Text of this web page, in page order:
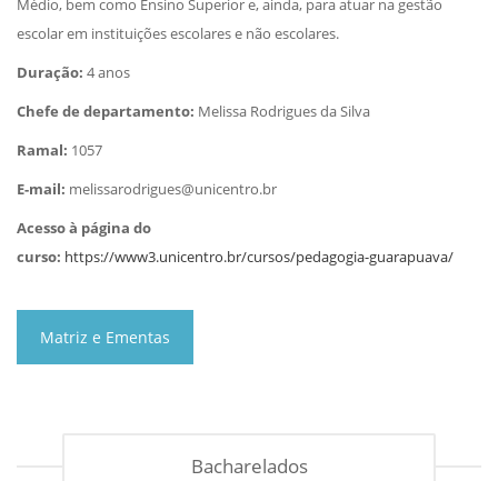
Médio, bem como Ensino Superior e, ainda, para atuar na gestão
escolar em instituições escolares e não escolares.
Duração: 4 anos
Chefe de departamento: Melissa Rodrigues da Silva
Ramal: 1057
E-mail: melissarodrigues@unicentro.br
Acesso à página do
curso: https://www3.unicentro.br/cursos/pedagogia-guarapuava/
Matriz e Ementas
Bacharelados